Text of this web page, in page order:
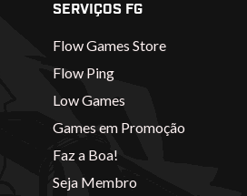
SERVIÇOS FG
Flow Games Store
Flow Ping
Low Games
Games em Promoção
Faz a Boa!
Seja Membro